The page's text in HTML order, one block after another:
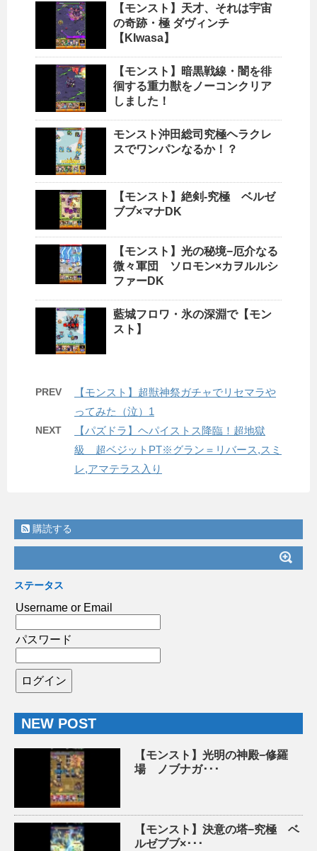
【モンスト】天才、それは宇宙
の奇跡・極 ダヴィンチ
【KIwasa】
【モンスト】暗黒戦線・闇を徘
徊する重力獣をノーコンクリア
しました！
モンスト沖田総司究極ヘラクレ
スでワンパンなるか！？
【モンスト】絶剣-究極 ベルゼ
ブブ×マナDK
【モンスト】光の秘境−厄介なる
微々軍団 ソロモン×カヲルルシ
ファーDK
藍城フロワ・氷の深淵で【モン
スト】
PREV
【モンスト】超獣神祭ガチャでリセマラや
ってみた（泣）1
NEXT
【パズドラ】ヘパイストス降臨！超地獄
級 超ベジットPT※グラン＝リバース,スミ
レ,アマテラス入り
購読する
ステータス
Username or Email
パスワード
NEW POST
【モンスト】光明の神殿−修羅
場 ノブナガ･･･
【モンスト】決意の塔−究極 ベ
ルゼブブ×･･･